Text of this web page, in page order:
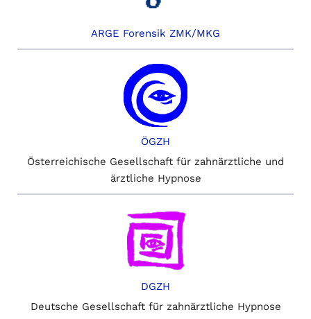
ARGE Forensik ZMK/MKG
ÖGZH
Österreichische Gesellschaft für zahnärztliche und
ärztliche Hypnose
DGZH
Deutsche Gesellschaft für zahnärztliche Hypnose